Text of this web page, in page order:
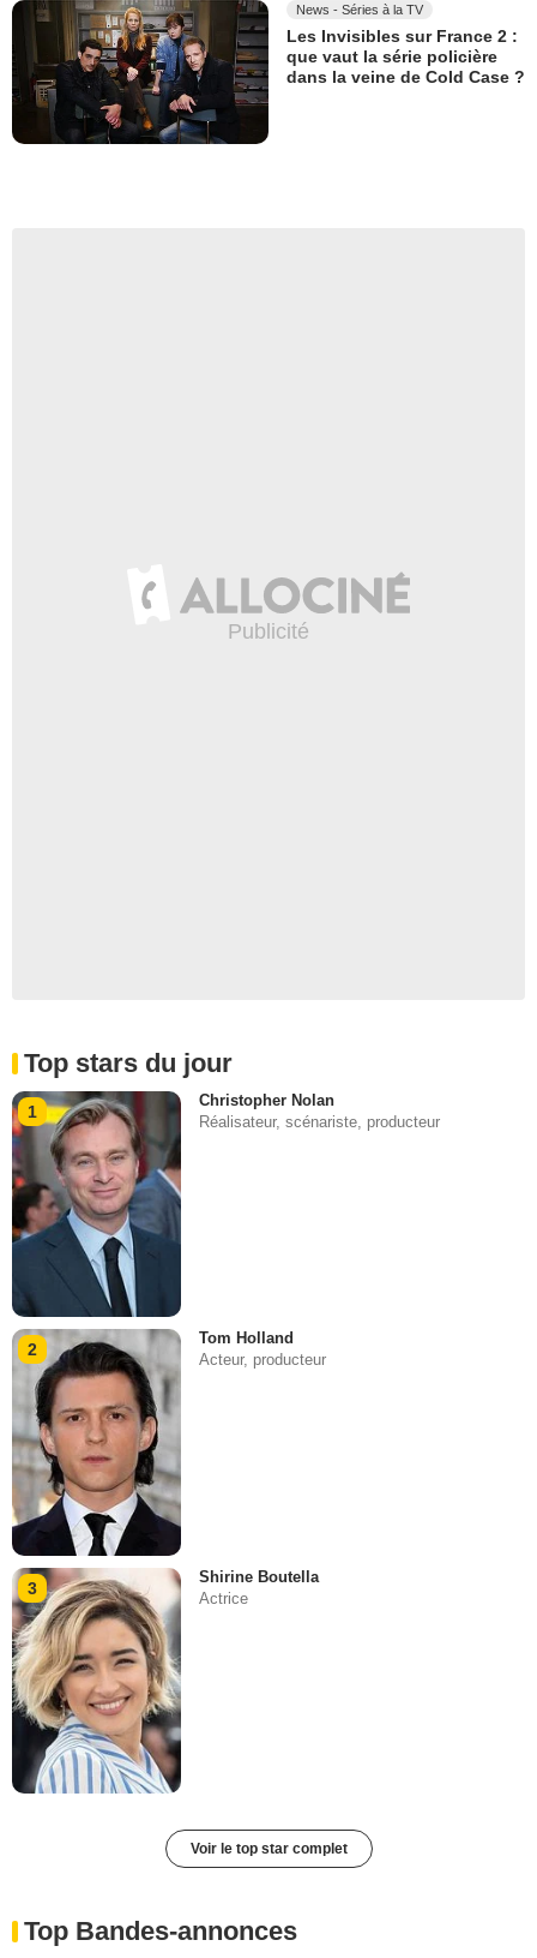
News - Séries à la TV
Les Invisibles sur France 2 :
que vaut la série policière
dans la veine de Cold Case ?
Top stars du jour
1
Christopher Nolan
Réalisateur, scénariste, producteur
2
Tom Holland
Acteur, producteur
3
Shirine Boutella
Actrice
Voir le top star complet
Top Bandes-annonces